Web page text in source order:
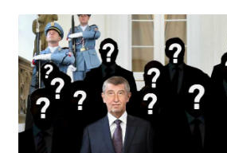
Obrázek